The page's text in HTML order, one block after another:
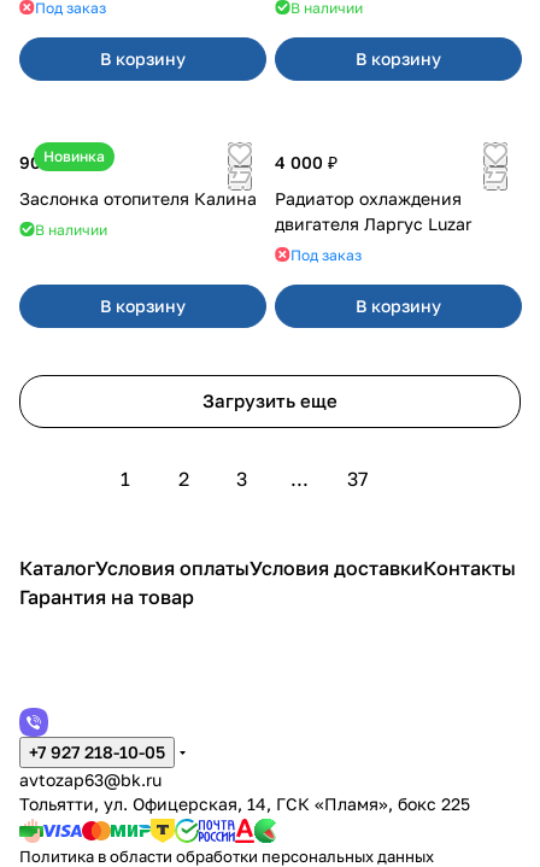
Под заказ
В корзину
В наличии
В корзину
Новинка
900 ₽
Заслонка отопителя Калина
В наличии
В корзину
4 000 ₽
Радиатор охлаждения
двигателя Ларгус Luzar
Под заказ
В корзину
Загрузить еще
1 2 3 ... 37
КаталогУсловия оплатыУсловия доставкиКонтакты
Гарантия на товар
+7 927 218-10-05
avtozap63@bk.ru
Тольятти, ул. Офицерская, 14, ГСК «Пламя», бокс 225
Политика в области обработки персональных данных